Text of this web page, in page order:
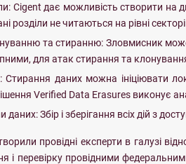
Cigent дає можливість створити на
розділи не читаються на рівні
та стиранню: Зловмисник
для атак стирання та
Стирання даних можна ініціювати
Verified Data Erasures виконує
даних: Збір і зберігання всіх дій з
провідні експерти в галузі
і перевірку провідними